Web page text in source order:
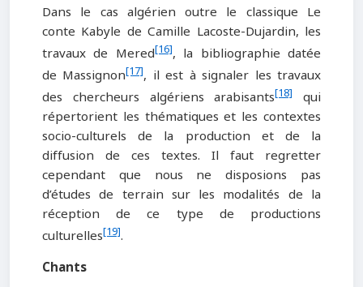
Dans le cas algérien outre le classique Le
conte Kabyle de Camille Lacoste-Dujardin, les
travaux de Mered[16], la bibliographie datée
de Massignon[17], il est à signaler les travaux
des chercheurs algériens arabisants[18] qui
répertorient les thématiques et les contextes
socio-culturels de la production et de la
diffusion de ces textes. Il faut regretter
cependant que nous ne disposions pas
d’études de terrain sur les modalités de la
réception de ce type de productions
culturelles[19].
Chants